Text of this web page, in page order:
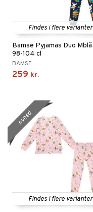
Findes i flere varianter
Bamse Pyjamas Duo Mblå
98-104 cl
BAMSE
259 kr.
Findes i flere varianter
nyhed